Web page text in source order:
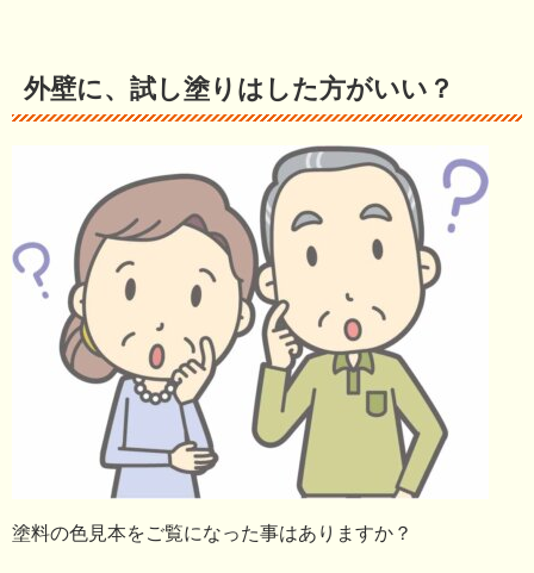
外壁に、試し塗りはした方がいい？
塗料の色見本をご覧になった事はありますか？